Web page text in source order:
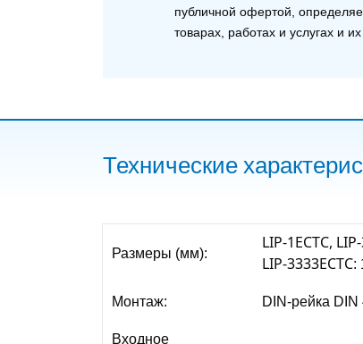
публичной офертой,
товарах, работах и услугах и
Технические
Размеры (мм):
LIP-1ECTС,
LIP-3333ECTС:
Монтаж:
DIN-рейка
Входное